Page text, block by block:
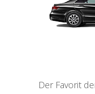
Der Favorit